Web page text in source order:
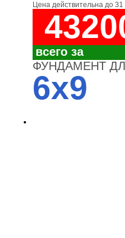
Цена действительна до 31
всего за
ФУНДАМЕНТ
6x9